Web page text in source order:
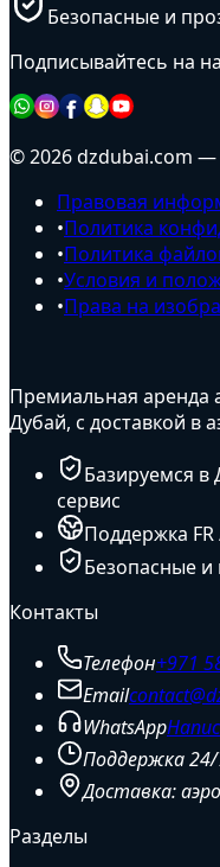
Безопасные и
Подписывайтесь на
© 2026 dzdubai.com
Правовая
•Политика
•Политика
•Условия и
•Права на
Премиальная аренда
Дубай, с доставкой в
Базируемся
сервис
Поддержка FR
Безопасные
Контакты
Телефон+971
Email
WhatsApp
Поддержка 24/
Доставка:
Разделы